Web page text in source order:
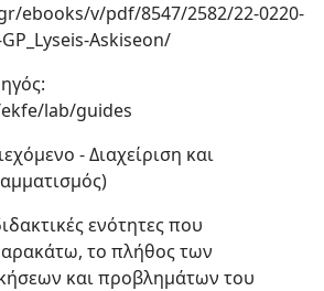
ebooks/v/pdf/8547/2582/22-0220-
Askiseon/
lab/guides
- Διαχείριση και
ενότητες που
το πλήθος των
και προβλημάτων του